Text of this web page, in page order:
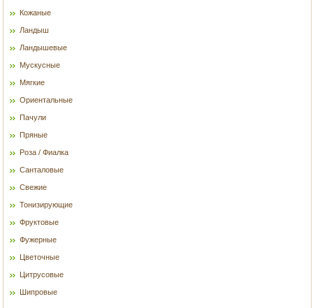
Кожаные
Ландыш
Ландышевые
Мускусные
Мягкие
Ориентальные
Пачули
Пряные
Роза / Фиалка
Санталовые
Свежие
Тонизирующие
Фруктовые
Фужерные
Цветочные
Цитрусовые
Шипровые